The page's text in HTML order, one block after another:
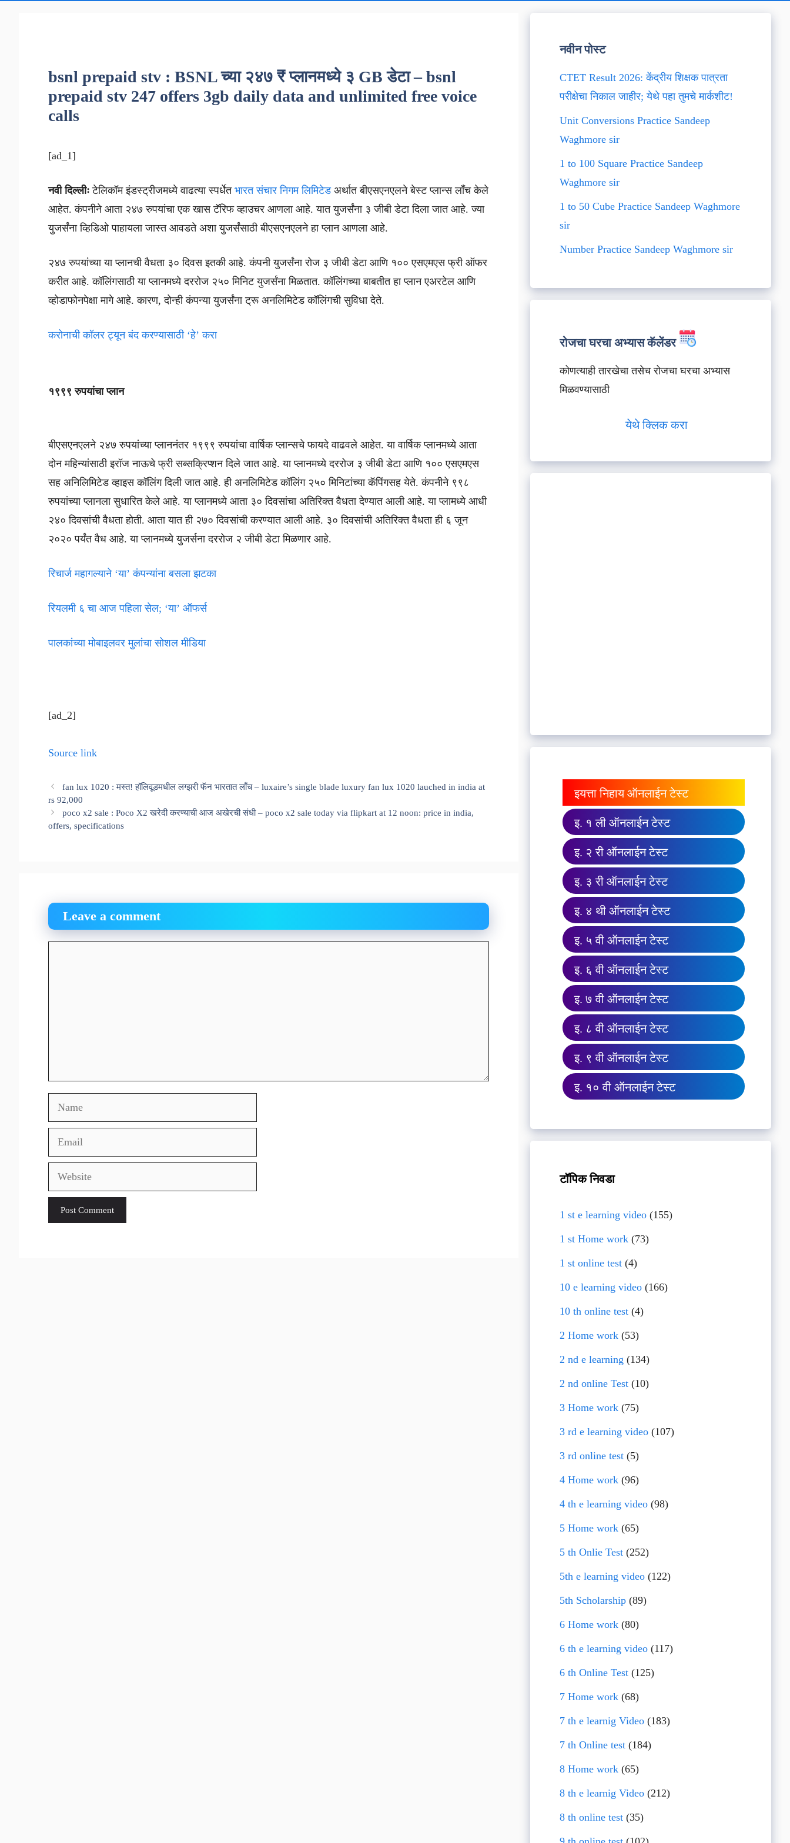
bsnl prepaid stv : BSNL च्या २४७ ₹ प्लानमध्ये ३ GB डेटा – bsnl
prepaid stv 247 offers 3gb daily data and unlimited free voice
calls
[ad_1]
नवी दिल्लीःटेलिकॉम इंडस्ट्रीजमध्ये वाढत्या स्पर्धेत भारत संचार निगम लिमिटेडअर्थात बीएसएनएलने बेस्ट प्लान्स लाँच केले
आहेत. कंपनीने आता २४७ रुपयांचा एक खास टॅरिफ व्हाउचर आणला आहे. यात युजर्संना ३ जीबी डेटा दिला जात आहे. ज्या
युजर्संना व्हिडिओ पाहायला जास्त आवडते अशा युजर्संसाठी बीएसएनएलने हा प्लान आणला आहे.
२४७ रुपयांच्या या प्लानची वैधता ३० दिवस इतकी आहे. कंपनी युजर्संना रोज ३ जीबी डेटा आणि १०० एसएमएस फ्री ऑफर
करीत आहे. कॉलिंगसाठी या प्लानमध्ये दररोज २५० मिनिट युजर्संना मिळतात. कॉलिंगच्या बाबतीत हा प्लान एअरटेल आणि
व्होडाफोनपेक्षा मागे आहे. कारण, दोन्ही कंपन्या युजर्संना ट्रू अनलिमिटेड कॉलिंगची सुविधा देते.
करोनाची कॉलर ट्यून बंद करण्यासाठी ‘हे’ करा
१९९९ रुपयांचा प्लान
बीएसएनएलने २४७ रुपयांच्या प्लाननंतर १९९९ रुपयांचा वार्षिक प्लान्सचे फायदे वाढवले आहेत. या वार्षिक प्लानमध्ये आता
दोन महिन्यांसाठी इरॉज नाऊचे फ्री सब्सक्रिप्शन दिले जात आहे. या प्लानमध्ये दररोज ३ जीबी डेटा आणि १०० एसएमएस
सह अनिलिमिटेड व्हाइस कॉलिंग दिली जात आहे. ही अनलिमिटेड कॉलिंग २५० मिनिटांच्या कॅपिंगसह येते. कंपनीने ९९८
रुपयांच्या प्लानला सुधारित केले आहे. या प्लानमध्ये आता ३० दिवसांचा अतिरिक्त वैधता देण्यात आली आहे. या प्लामध्ये आधी
२४० दिवसांची वैधता होती. आता यात ही २७० दिवसांची करण्यात आली आहे. ३० दिवसांची अतिरिक्त वैधता ही ६ जून
२०२० पर्यंत वैध आहे. या प्लानमध्ये युजर्सना दररोज २ जीबी डेटा मिळणार आहे.
रिचार्ज महागल्याने ‘या’ कंपन्यांना बसला झटका
रियलमी ६ चा आज पहिला सेल; ‘या’ ऑफर्स
पालकांच्या मोबाइलवर मुलांचा सोशल मीडिया
[ad_2]
Source link
fan lux 1020 : मस्त! हॉलिवूडमधील लग्झरी फॅन भारतात लाँच – luxaire’s single blade luxury fan lux 1020 lauched in india at
rs 92,000
poco x2 sale : Poco X2 खरेदी करण्याची आज अखेरची संधी – poco x2 sale today via flipkart at 12 noon: price in india,
offers, specifications
Leave a comment
Name
Email
Website
नवीन पोस्ट
CTET Result 2026: केंद्रीय शिक्षक पात्रता
परीक्षेचा निकाल जाहीर; येथे पहा तुमचे मार्कशीट!
Unit Conversions Practice Sandeep
Waghmore sir
1 to 100 Square Practice Sandeep
Waghmore sir
1 to 50 Cube Practice Sandeep Waghmore
sir
Number Practice Sandeep Waghmore sir
रोजचा घरचा अभ्यास कॅलेंडर
कोणत्याही तारखेचा तसेच रोजचा घरचा अभ्यास
मिळवण्यासाठी
येथे क्लिक करा
इयत्ता निहाय ऑनलाईन टेस्ट
इ. १ ली ऑनलाईन टेस्ट
इ. २ री ऑनलाईन टेस्ट
इ. ३ री ऑनलाईन टेस्ट
इ. ४ थी ऑनलाईन टेस्ट
इ. ५ वी ऑनलाईन टेस्ट
इ. ६ वी ऑनलाईन टेस्ट
इ. ७ वी ऑनलाईन टेस्ट
इ. ८ वी ऑनलाईन टेस्ट
इ. ९ वी ऑनलाईन टेस्ट
इ. १० वी ऑनलाईन टेस्ट
टॉपिक निवडा
1 st e learning video(155)
1 st Home work(73)
1 st online test(4)
10 e learning video(166)
10 th online test(4)
2 Home work(53)
2 nd e learning (134)
2 nd online Test(10)
3 Home work(75)
3 rd e learning video(107)
3 rd online test(5)
4 Home work(96)
4 th e learning video(98)
5 Home work(65)
5 th Onlie Test(252)
5th e learning video(122)
5th Scholarship(89)
6 Home work(80)
6 th e learning video(117)
6 th Online Test(125)
7 Home work(68)
7 th e learnig Video(183)
7 th Online test(184)
8 Home work(65)
8 th e learnig Video(212)
8 th online test(35)